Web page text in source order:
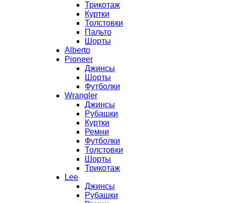
Трикотаж
Куртки
Толстовки
Пальто
Шорты
Alberto
Pioneer
Джинсы
Шорты
Футболки
Wrangler
Джинсы
Рубашки
Куртки
Ремни
Футболки
Толстовки
Шорты
Трикотаж
Lee
Джинсы
Рубашки